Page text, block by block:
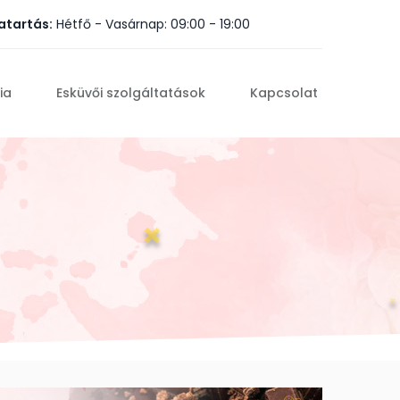
Hétfő - Vasárnap: 09:00 - 19:00
Esküvői szolgáltatások Kapcsolat